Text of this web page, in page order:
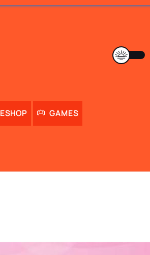
ESHOP GAMES